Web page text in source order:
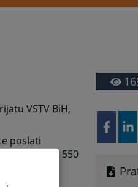
VSTV BiH,
poslati
broj 033 707 550